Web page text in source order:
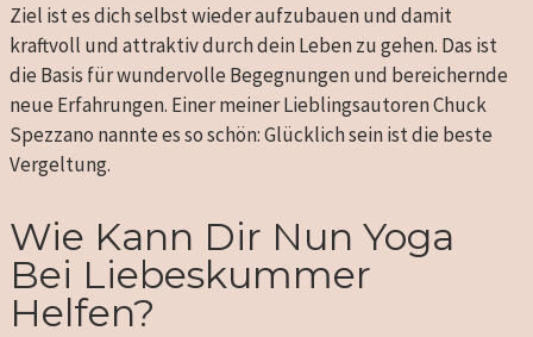
Ziel ist es dich selbst wieder aufzubauen und damit
kraftvoll und attraktiv durch dein Leben zu gehen. Das ist
die Basis für wundervolle Begegnungen und bereichernde
neue Erfahrungen. Einer meiner Lieblingsautoren Chuck
Spezzano nannte es so schön: Glücklich sein ist die beste
Vergeltung.
Wie Kann Dir Nun Yoga
Bei Liebeskummer
Helfen?